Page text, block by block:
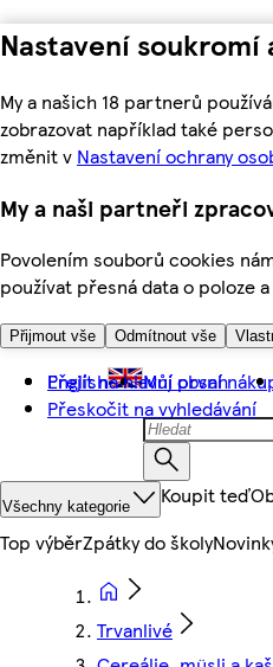
Nastavení soukromí
My a našich 18 partnerů
zobrazovat například také
změnit v Nastavení ochrany
My a naši partneři
Povolením souborů cookies
používat přesná data o poloze
Přijmout vše Odmítnout vše
Přejít na hlavní obsah
Přeskočit na vyhledávání
English Můj první
Všechny kategorie Koupit teď
Top výběrZpátky do školy
Trvanlivé